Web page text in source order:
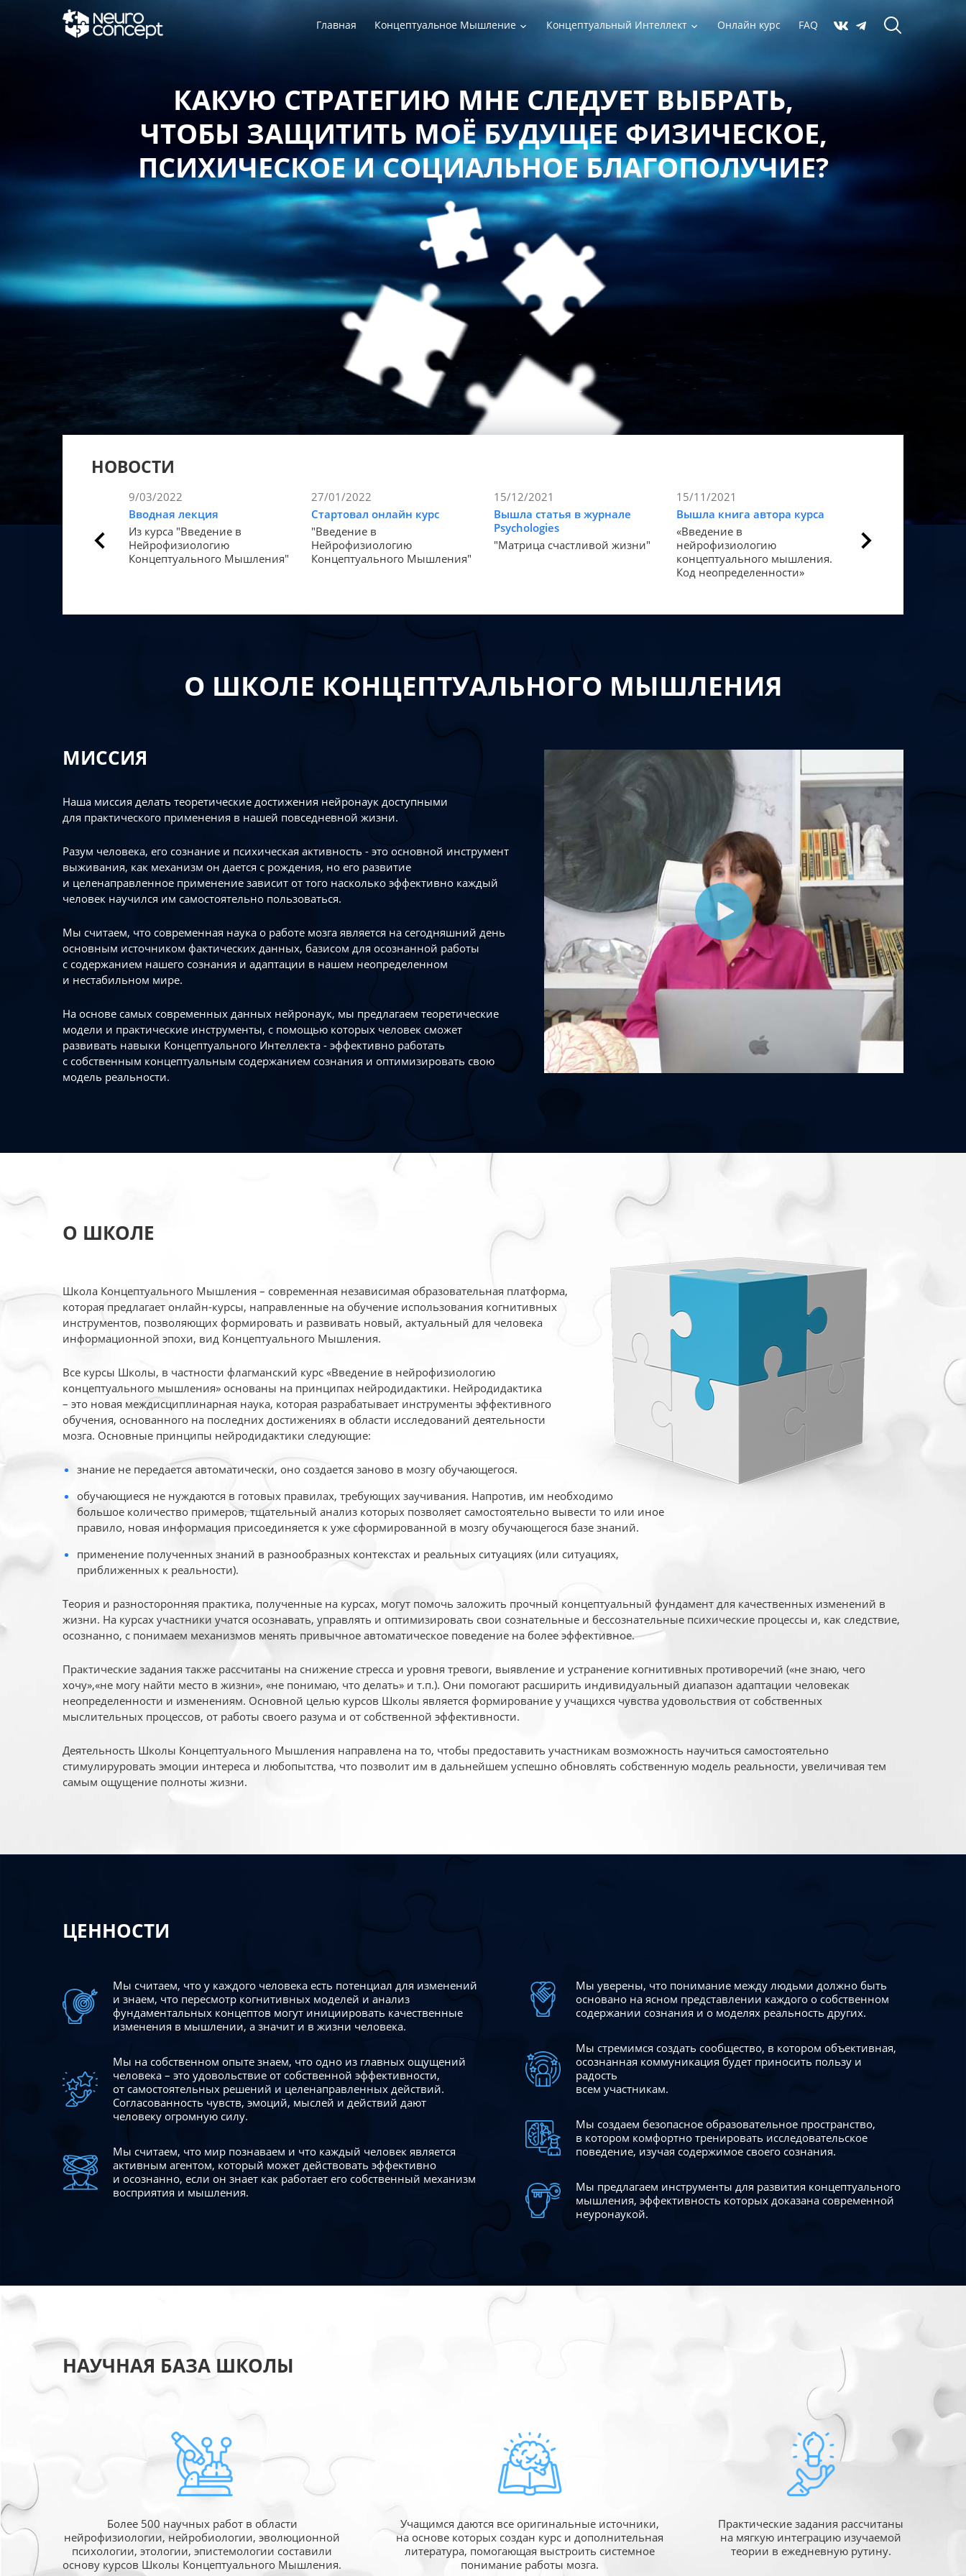
Главная Концептуальное Мышление Концептуальный Интеллект Онлайн курс FAQ
КАКУЮ СТРАТЕГИЮ МНЕ СЛЕДУЕТ ВЫБРАТЬ,
ЧТОБЫ ЗАЩИТИТЬ МОЁ БУДУЩЕЕ ФИЗИЧЕСКОЕ,
ПСИХИЧЕСКОЕ И СОЦИАЛЬНОЕ БЛАГОПОЛУЧИЕ?
НОВОСТИ
9/03/2022
Вводная лекция
Из курса "Введение в
Нейрофизиологию
Концептуального Мышления"
27/01/2022
Стартовал онлайн курс
"Введение в
Нейрофизиологию
Концептуального Мышления"
15/12/2021
Вышла статья в журнале
Psychologies
"Матрица счастливой жизни"
15/11/2021
Вышла книга автора курса
«Введение в
нейрофизиологию
концептуального мышления.
Код неопределенности»
Статья в Forbes
Как мозг
«счастье».
О ШКОЛЕ КОНЦЕПТУАЛЬНОГО МЫШЛЕНИЯ
МИССИЯ
Наша миссия делать теоретические достижения нейронаук доступными
для практического применения в нашей повседневной жизни.
Разум человека, его сознание и психическая активность - это основной инструмент
выживания, как механизм он дается с рождения, но его развитие
и целенаправленное применение зависит от того насколько эффективно каждый
человек научился им самостоятельно пользоваться.
Мы считаем, что современная наука о работе мозга является на сегодняшний день
основным источником фактических данных, базисом для осознанной работы
с содержанием нашего сознания и адаптации в нашем неопределенном
и нестабильном мире.
На основе самых современных данных нейронаук, мы предлагаем теоретические
модели и практические инструменты, с помощью которых человек сможет
развивать навыки Концептуального Интеллекта - эффективно работать
с собственным концептуальным содержанием сознания и оптимизировать свою
модель реальности.
О ШКОЛЕ
Школа Концептуального Мышления – современная независимая образовательная платформа,
которая предлагает онлайн-курсы, направленные на обучение использования когнитивных
инструментов, позволяющих формировать и развивать новый, актуальный для человека
информационной эпохи, вид Концептуального Мышления.
Все курсы Школы, в частности флагманский курс «Введение в нейрофизиологию
концептуального мышления» основаны на принципах нейродидактики. Нейродидактика
– это новая междисциплинарная наука, которая разрабатывает инструменты эффективного
обучения, основанного на последних достижениях в области исследований деятельности
мозга. Основные принципы нейродидактики следующие:
знание не передается автоматически, оно создается заново в мозгу обучающегося.
обучающиеся не нуждаются в готовых правилах, требующих заучивания. Напротив, им необходимо
большое количество примеров, тщательный анализ которых позволяет самостоятельно вывести то или иное
правило, новая информация присоединяется к уже сформированной в мозгу обучающегося базе знаний.
применение полученных знаний в разнообразных контекстах и реальных ситуациях (или ситуациях,
приближенных к реальности).
Теория и разносторонняя практика, полученные на курсах, могут помочь заложить прочный концептуальный фундамент для качественных изменений в
жизни. На курсах участники учатся осознавать, управлять и оптимизировать свои сознательные и бессознательные психические процессы и, как следствие,
осознанно, с понимаем механизмов менять привычное автоматическое поведение на более эффективное.
Практические задания также рассчитаны на снижение стресса и уровня тревоги, выявление и устранение когнитивных противоречий («не знаю, чего
хочу»,«не могу найти место в жизни», «не понимаю, что делать» и т.п.). Они помогают расширить индивидуальный диапазон адаптации человекак
неопределенности и изменениям. Основной целью курсов Школы является формирование у учащихся чувства удовольствия от собственных
мыслительных процессов, от работы своего разума и от собственной эффективности.
Деятельность Школы Концептуального Мышления направлена на то, чтобы предоставить участникам возможность научиться самостоятельно
стимулируровать эмоции интереса и любопытства, что позволит им в дальнейшем успешно обновлять собственную модель реальности, увеличивая тем
самым ощущение полноты жизни.
ЦЕННОСТИ
Мы считаем, что у каждого человека есть потенциал для изменений
и знаем, что пересмотр когнитивных моделей и анализ
фундаментальных концептов могут инициировать качественные
изменения в мышлении, а значит и в жизни человека.
Мы на собственном опыте знаем, что одно из главных ощущений
человека – это удовольствие от собственной эффективности,
от самостоятельных решений и целенаправленных действий.
Согласованность чувств, эмоций, мыслей и действий дают
человеку огромную силу.
Мы считаем, что мир познаваем и что каждый человек является
активным агентом, который может действовать эффективно
и осознанно, если он знает как работает его собственный механизм
восприятия и мышления.
Мы уверены, что понимание между людьми должно быть
основано на ясном представлении каждого о собственном
содержании сознания и о моделях реальность других.
Мы стремимся создать сообщество, в котором объективная,
осознанная коммуникация будет приносить пользу и
радость
всем участникам.
Мы создаем безопасное образовательное пространство,
в котором комфортно тренировать исследовательское
поведение, изучая содержимое своего сознания.
Мы предлагаем инструменты для развития концептуального
мышления, эффективность которых доказана современной
неуронаукой.
НАУЧНАЯ БАЗА ШКОЛЫ
Более 500 научных работ в области
нейрофизиологии, нейробиологии, эволюционной
психологии, этологии, эпистемологии составили
основу курсов Школы Концептуального Мышления.
Учащимся даются все оригинальные источники,
на основе которых создан курс и дополнительная
литература, помогающая выстроить системное
понимание работы мозга.
Практические задания рассчитаны
на мягкую интеграцию изучаемой
теории в ежедневную рутину.